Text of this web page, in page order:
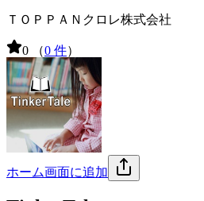
ＴＯＰＰＡＮクロレ株式会社
0 （0 件）
ホーム画面に追加